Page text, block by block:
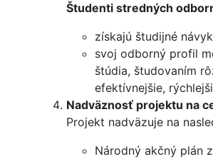
Študenti stredných
získajú študijné
svoj odborný profil
štúdia, študovaním
efektívnejšie,
Nadväznosť projektu na
Projekt nadväzuje na
Národný akčný plán